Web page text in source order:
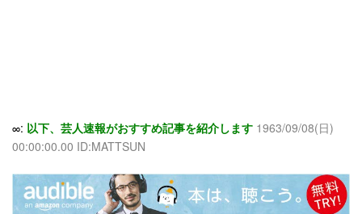
∞: 以下、芸人速報がおすすめ記事を紹介します 1963/09/08(日)
00:00:00.00 ID:MATTSUN